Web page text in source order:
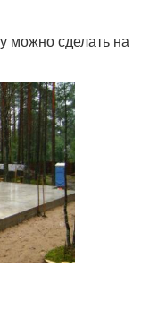
можно сделать на